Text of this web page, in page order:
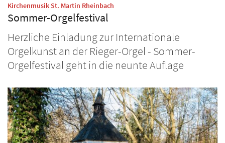
Kirchenmusik St. Martin Rheinbach
Sommer-Orgelfestival
Herzliche Einladung zur Internationale
Orgelkunst an der Rieger-Orgel - Sommer-
Orgelfestival geht in die neunte Auflage